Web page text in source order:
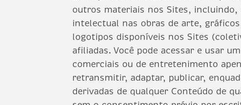
outros materiais nos Sites,
intelectual nas obras de arte,
logotipos disponíveis nos Sites
afiliadas. Você pode acessar e usar
comerciais ou de entretenimento
retransmitir, adaptar, publicar,
derivadas de qualquer Conteúdo de